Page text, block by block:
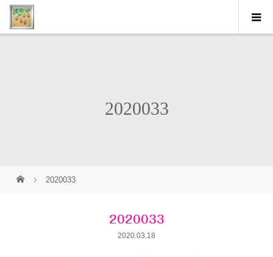
2020033
2020033
2020033
2020.03.18